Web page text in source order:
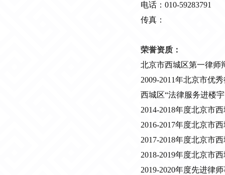
电话：010-59283791
传真：
荣誉资质：
北京市西城区第一律师
2009-2011年北京市优
西城区“法律服务进楼
2014-2018年度北京市
2016-2017年度北京市
2017-2018年度北京市
2018-2019年度北京市
2019-2020年度先进律